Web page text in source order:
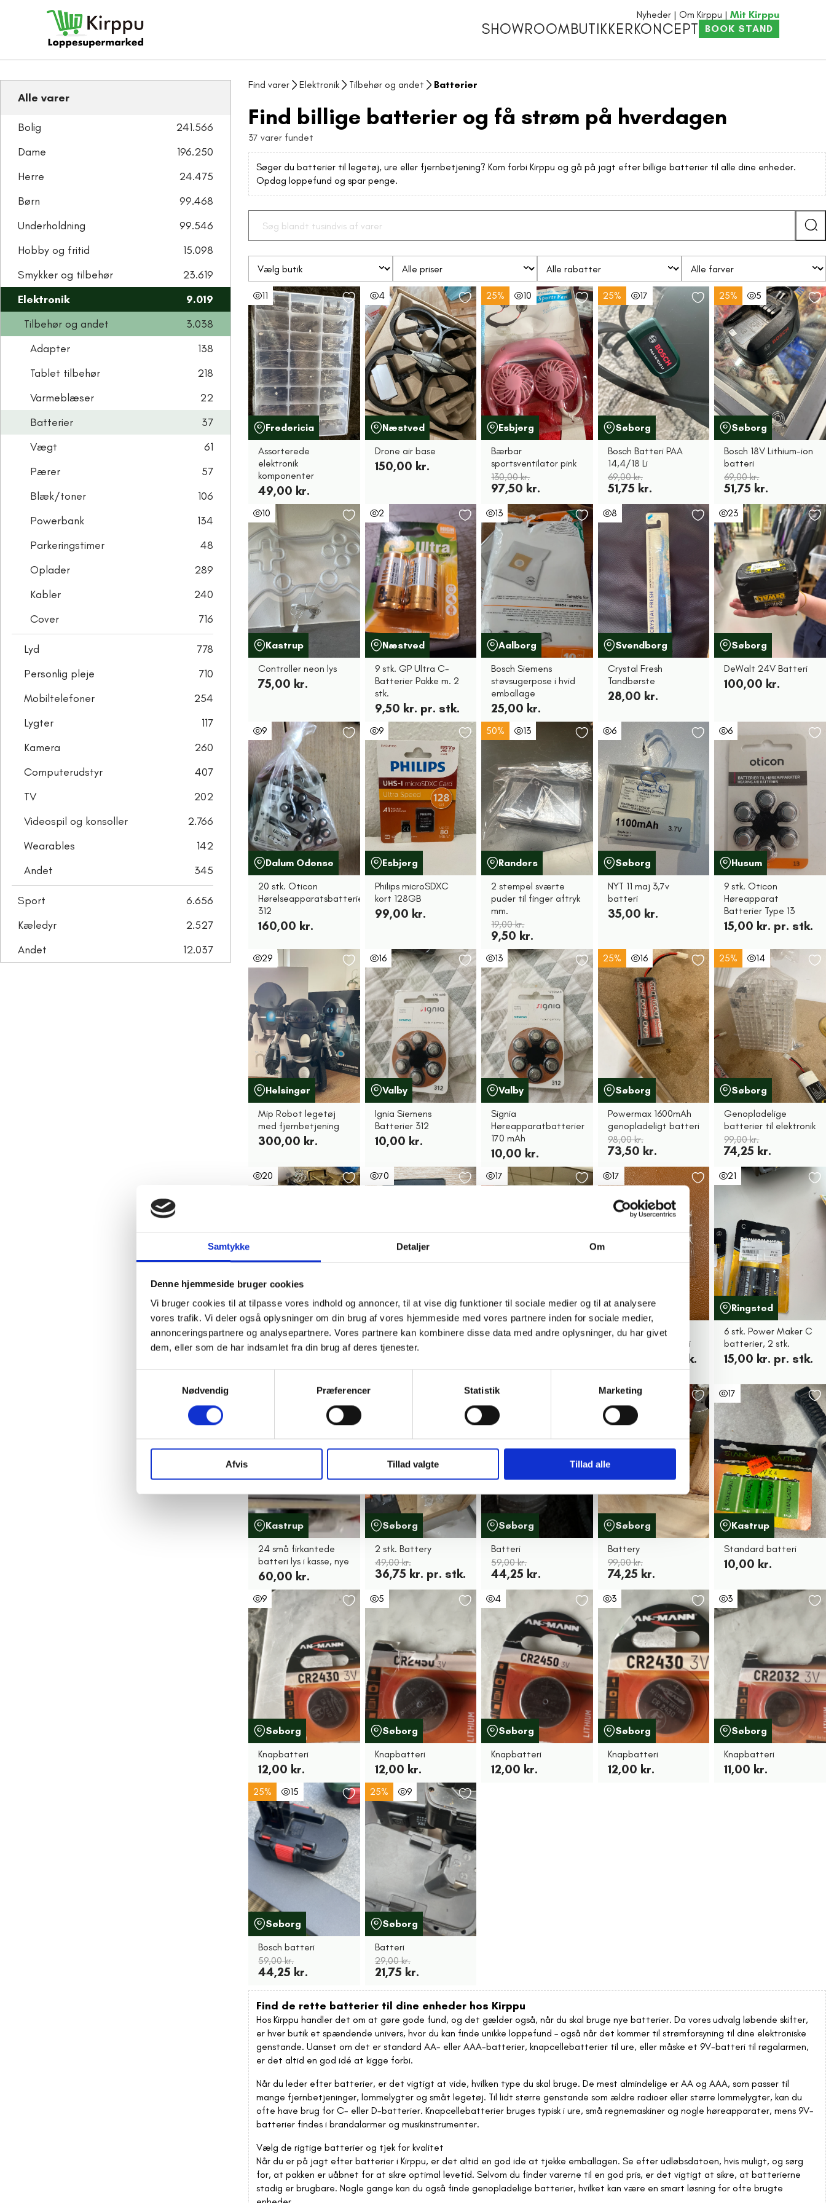
Samtykke Detaljer Om
Denne hjemmeside bruger cookies
Vi bruger cookies til at tilpasse vores indhold og annoncer, til at vise dig funktioner til sociale medier og til at analysere
vores trafik. Vi deler også oplysninger om din brug af vores hjemmeside med vores partnere inden for sociale medier,
annonceringspartnere og analysepartnere. Vores partnere kan kombinere disse data med andre oplysninger, du har givet
dem, eller som de har indsamlet fra din brug af deres tjenester.
Nødvendig
Præferencer Statistik Marketing
Afvis Tillad valgte Tillad alle
Nyheder Om Kirppu Mit Kirppu
SHOWROOMBUTIKKERKONCEPT BOOK STAND
Alle varer
Bolig
241.566
Dame
196.250
Herre
24.475
Børn
99.468
Underholdning
99.546
Hobby og fritid
15.098
Smykker og tilbehør
23.619
Elektronik
9.019
Tilbehør og andet
3.038
Adapter
138
Tablet tilbehør
218
Varmeblæser
22
Batterier
37
Vægt
61
Pærer
57
Blæk/toner
106
Powerbank
134
Parkeringstimer
48
Oplader
289
Kabler
240
Cover
716
Lyd
778
Personlig pleje
710
Mobiltelefoner
254
Lygter
117
Kamera
260
Computerudstyr
407
TV
202
Videospil og konsoller
2.766
Wearables
142
Andet
345
Sport
6.656
Kæledyr
2.527
Andet
12.037
Find varer Elektronik Tilbehør og andet Batterier
Find billige batterier og få strøm på hverdagen
37 varer fundet
Søger du batterier til legetøj, ure eller fjernbetjening? Kom forbi Kirppu og gå på jagt efter billige batterier til alle dine enheder.
Opdag loppefund og spar penge.
11
Fredericia
Assorterede
elektronik
komponenter
49,00 kr.
4
Næstved
Drone air base
150,00 kr.
25% 10
Esbjerg
Bærbar
sportsventilator pink
130,00 kr.
97,50 kr.
25% 17
Søborg
Bosch Batteri PAA
14,4/18 Li
69,00 kr.
51,75 kr.
25% 5
Søborg
Bosch 18V Lithium-ion
batteri
69,00 kr.
51,75 kr.
10
Kastrup
Controller neon lys
75,00 kr.
2
Næstved
9 stk. GP Ultra C-
Batterier Pakke m. 2
stk.
9,50 kr. pr. stk.
13
Aalborg
Bosch Siemens
støvsugerpose i hvid
emballage
25,00 kr.
8
Svendborg
Crystal Fresh
Tandbørste
28,00 kr.
23
Søborg
DeWalt 24V Batteri
100,00 kr.
9
Dalum Odense
20 stk. Oticon
Hørelseapparatsbatterier
312
160,00 kr.
9
Esbjerg
Philips microSDXC
kort 128GB
99,00 kr.
50% 13
Randers
2 stempel sværte
puder til finger aftryk
mm.
19,00 kr.
9,50 kr.
6
Søborg
NYT 11 maj 3,7v
batteri
35,00 kr.
6
Husum
9 stk. Oticon
Høreapparat
Batterier Type 13
15,00 kr. pr. stk.
29
Helsingør
Mip Robot legetøj
med fjernbetjening
300,00 kr.
16
Valby
Ignia Siemens
Batterier 312
10,00 kr.
13
Valby
Signia
Høreapparatbatterier
170 mAh
10,00 kr.
25% 16
Søborg
Powermax 1600mAh
genopladeligt batteri
98,00 kr.
73,50 kr.
25% 14
Søborg
Genopladelige
batterier til elektronik
99,00 kr.
74,25 kr.
20
Haderslev
3 stk. Duracell
Knapcellebatterier
20,00 kr. pr. stk.
70
Nyborg
Tivoli Audio
fjernbetjening
17
Søborg
Memory
17
Valby
4 stk. Energizer
Industrial 9V Batteri
12,00 kr. pr. stk.
21
Ringsted
6 stk. Power Maker C
batterier, 2 stk.
15,00 kr. pr. stk.
Kastrup
24 små firkantede
batteri lys i kasse, nye
60,00 kr.
25%
Søborg
2 stk. Battery
49,00 kr.
36,75 kr. pr. stk.
25%
Søborg
Batteri
59,00 kr.
44,25 kr.
25% 12
Søborg
Battery
99,00 kr.
74,25 kr.
17
Kastrup
Standard batteri
10,00 kr.
9
Søborg
Knapbatteri
12,00 kr.
5
Søborg
Knapbatteri
12,00 kr.
4
Søborg
Knapbatteri
12,00 kr.
3
Søborg
Knapbatteri
12,00 kr.
3
Søborg
Knapbatteri
11,00 kr.
25% 15
Søborg
Bosch batteri
59,00 kr.
44,25 kr.
25% 9
Søborg
Batteri
29,00 kr.
21,75 kr.
Find de rette batterier til dine enheder hos Kirppu
Hos Kirppu handler det om at gøre gode fund, og det gælder også, når du skal bruge nye batterier. Da vores udvalg løbende skifter,
er hver butik et spændende univers, hvor du kan finde unikke loppefund – også når det kommer til strømforsyning til dine elektroniske
genstande. Uanset om det er standard AA- eller AAA-batterier, knapcellebatterier til ure, eller måske et 9V-batteri til røgalarmen,
er det altid en god idé at kigge forbi.
Når du leder efter batterier, er det vigtigt at vide, hvilken type du skal bruge. De mest almindelige er AA og AAA, som passer til
mange fjernbetjeninger, lommelygter og småt legetøj. Til lidt større genstande som ældre radioer eller større lommelygter, kan du
ofte have brug for C- eller D-batterier. Knapcellebatterier bruges typisk i ure, små regnemaskiner og nogle høreapparater, mens 9V-
batterier findes i brandalarmer og musikinstrumenter.
Vælg de rigtige batterier og tjek for kvalitet
Når du er på jagt efter batterier i Kirppu, er det altid en god ide at tjekke emballagen. Se efter udløbsdatoen, hvis muligt, og sørg
for, at pakken er uåbnet for at sikre optimal levetid. Selvom du finder varerne til en god pris, er det vigtigt at sikre, at batterierne
stadig er brugbare. Nogle gange kan du også finde genopladelige batterier, hvilket kan være en smart løsning for ofte brugte